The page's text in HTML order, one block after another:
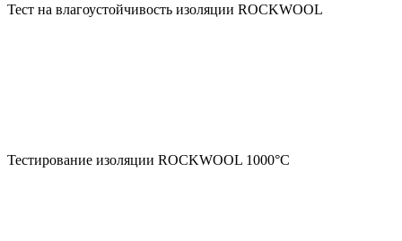
Тест на влагоустойчивость изоляции ROCKWOOL
Тестирование изоляции ROCKWOOL 1000°С